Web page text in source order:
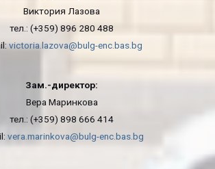
Виктория Лазова
тел.: (+359) 896 280 488
victoria.lazova@bulg-enc.bas.bg
Зам.-директор:
Вера Маринкова
тел.: (+359) 898 666 414
vera.marinkova@bulg-enc.bas.bg